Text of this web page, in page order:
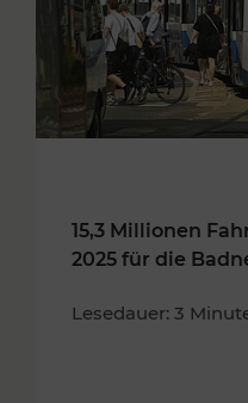
15,3 Millionen
2025 für die
Lesedauer: 3